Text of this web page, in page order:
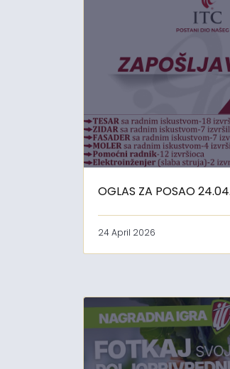
OGLAS ZA POSAO
24 April 2026